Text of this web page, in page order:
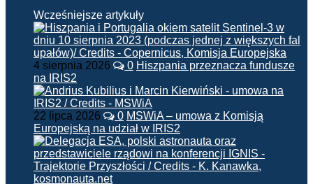
Wcześniejsze artykuły
4 sierpnia 2026 0 Hiszpania przeznacza fundusze
na IRIS2
22 lipca 2026 0 MSWiA – umowa z Komisją
Europejską na udział w IRIS2